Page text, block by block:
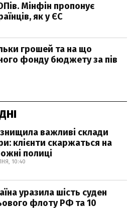
Мінфін пропонує
як у ЄС
грошей та на що
фонду бюджету за пів
важливі склади
клієнти скаржаться на
полиці
10:40
уразила шість суден
флоту РФ та 10